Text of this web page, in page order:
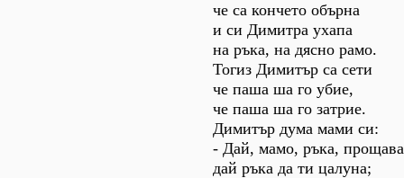
че са кончето обърна
и си Димитра ухапа
на ръка, на дясно рамо.
Тогиз Димитър са сети
че паша ша го убие,
че паша ша го затрие.
Димитър дума мами си:
- Дай, мамо, ръка,
дай ръка да ти цалуна;